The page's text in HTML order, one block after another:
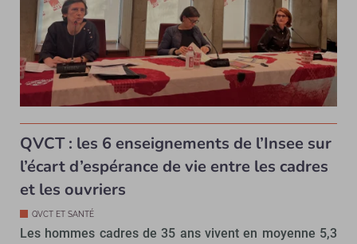
QVCT : les 6 enseignements de l’Insee sur
l’écart d’espérance de vie entre les cadres
et les ouvriers
QVCT ET SANTÉ
Les hommes cadres de 35 ans vivent en moyenne 5,3